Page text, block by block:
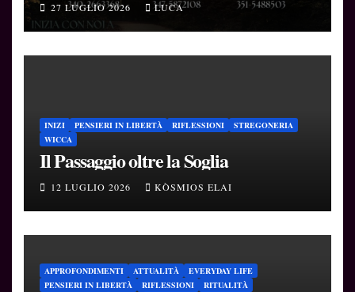
27 LUGLIO 2026 LUCA
INIZI PENSIERI IN LIBERTÀ RIFLESSIONI
STREGONERIA
WICCA
Il Passaggio oltre la Soglia
12 LUGLIO 2026 KÒSMIOS ELAI
APPROFONDIMENTI ATTUALITÀ
EVERYDAY LIFE
PENSIERI IN LIBERTÀ
RIFLESSIONI
RITUALITÀ